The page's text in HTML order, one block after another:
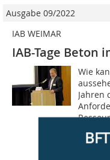
Ausgabe 09/2022
IAB WEIMAR
IAB-Tage Beton
Wie
Jahren